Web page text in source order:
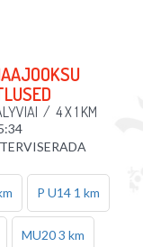
/ 4 X 1 KM
P U14 1 km
MU20 3 km